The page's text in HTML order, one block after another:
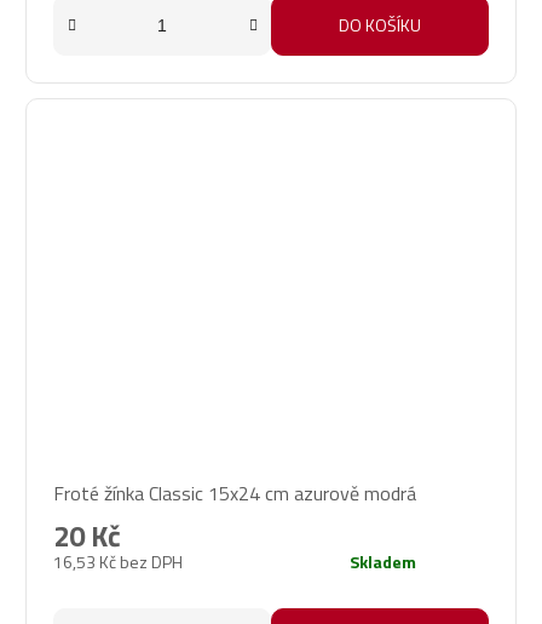
DO KOŠÍKU
Froté žínka Classic 15x24 cm azurově modrá
16,53 Kč bez DPH
20 Kč
Skladem